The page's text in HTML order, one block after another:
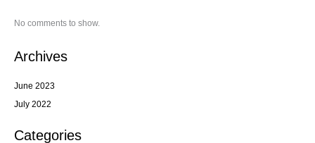
No comments to show.
Archives
June 2023
July 2022
Categories